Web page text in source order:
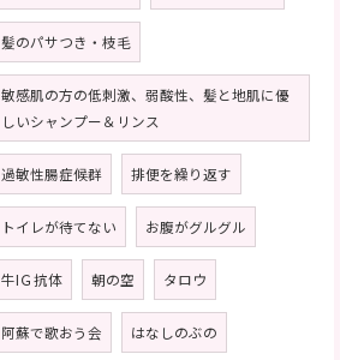
髪のパサつき・枝毛
敏感肌の方の低刺激、弱酸性、髪と地肌に優
しいシャンプー＆リンス
過敏性腸症候群 排便を繰り返す
トイレが待てない お腹がグルグル
牛IＧ抗体 朝の空 タロウ
阿蘇で歌おう会 はなしのぶの